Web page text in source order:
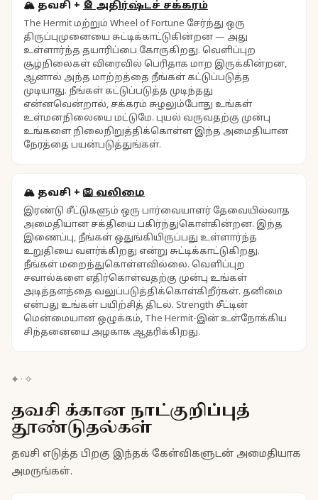
🏔️ தவசி + 🎡 அதிர்ஷ்டச் சக்கரம்
The Hermit மற்றும் Wheel of Fortune சேர்ந்து ஒரு
திருப்புமுனையை சுட்டிக்காட்டுகின்றன — அது
உள்ளார்ந்த தயாரிப்பை கோருகிறது. வெளிப்புற
சூழ்நிலைகள் விரைவில் பெரிதாக மாற இருக்கின்றன,
ஆனால் அந்த மாற்றத்தை நீங்கள் கட்டுப்படுத்த
முடியாது. நீங்கள் கட்டுப்படுத்த முடிந்தது
என்னவென்றால், சக்கரம் சுழலும்போது உங்கள்
உள்மனநிலையை மட்டுமே. புயல் வருவதற்கு முன்பு
உங்களை நிலைநிறுத்திக்கொள்ள இந்த அமைதியான
நேரத்தை பயன்படுத்துங்கள்.
🏔️ தவசி + 🦁 வலிமை
இரண்டு சீட்டுகளும் ஒரு பார்வையாளர் தேவையில்லாத
அமைதியான சக்தியை பகிர்ந்துகொள்கின்றன. இந்த
இணைப்பு, நீங்கள் ஒதுங்கியிருப்பது உள்ளார்ந்த
உறுதியை வளர்க்கிறது என்று சுட்டிக்காட்டுகிறது.
நீங்கள் மறைந்துகொள்ளவில்லை. வெளிப்புற
சவால்களை எதிர்கொள்வதற்கு முன்பு உங்கள்
அடித்தளத்தை வலுப்படுத்திக்கொள்கிறீர்கள். தனிமை
என்பது உங்கள் பயிற்சித் திடல். Strength சீட்டின்
மென்மையான ஒழுக்கம், The Hermit-இன் உள்நோக்கிய
சிந்தனையை அழகாக ஆதரிக்கிறது.
✦ · ✧
தவசி க்கான நாட்குறிப்புத்
தூண்டுதல்கள்
தவசி எடுத்த பிறகு இந்தக் கேள்விகளுடன் அமைதியாக
அமருங்கள்.